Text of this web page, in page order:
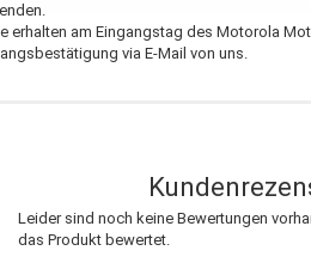
erhalten am Eingangstag des Motorola
via E-Mail von uns.
Leider sind noch keine Bewertungen
das Produkt bewertet.